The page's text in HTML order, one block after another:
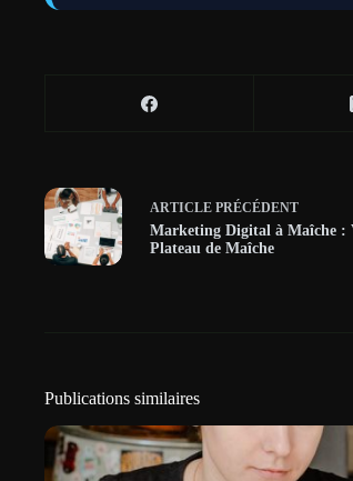
ARTICLE PRÉCÉDENT
Marketing Digital à Maîche :
Plateau de Maîche
Publications similaires